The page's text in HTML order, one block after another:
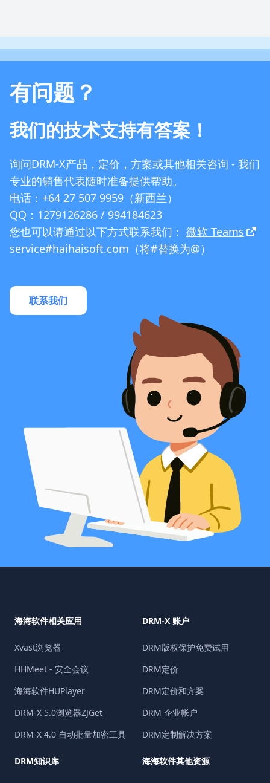
有问题？
我们的技术支持有答案！
询问DRM-X产品，定价，方案或其他相关咨询 - 我们
专业的销售代表随时准备提供帮助。
电话：+64 27 507 9959（新西兰）
QQ：1279126286 / 994184623
您也可以请通过以下方式联系我们： 微软 Teams
service#haihaisoft.com（将#替换为@）
联系我们
海海软件相关应用
Xvast浏览器
HHMeet - 安全会议
海海软件HUPlayer
DRM-X 5.0浏览器ZJGet
DRM-X 4.0 自动批量加密工具
DRM-X 账户
DRM版权保护免费试用
DRM定价
DRM定价和方案
DRM 企业帐户
DRM定制解决方案
DRM知识库 海海软件其他资源